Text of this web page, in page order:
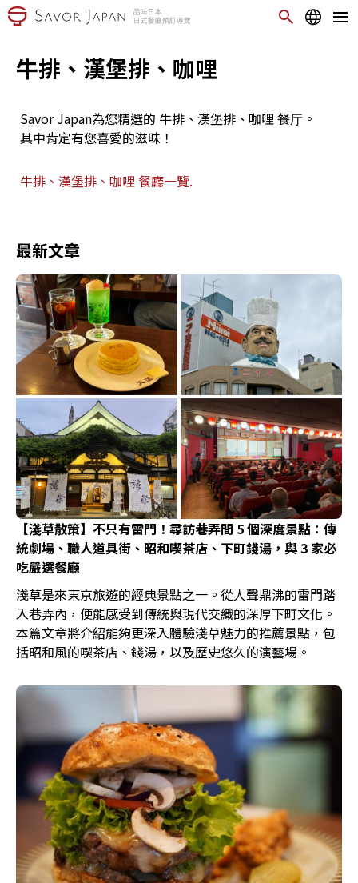
牛排、漢堡排、咖哩
Savor Japan為您精選的 牛排、漢堡排、咖哩 餐厅。
其中肯定有您喜愛的滋味！
牛排、漢堡排、咖哩 餐廳一覽.
最新文章
【淺草散策】不只有雷門！尋訪巷弄間 5 個深度景點：傳
統劇場、職人道具街、昭和喫茶店、下町錢湯，與 3 家必
吃嚴選餐廳
淺草是來東京旅遊的經典景點之一。從人聲鼎沸的雷門踏
入巷弄內，便能感受到傳統與現代交織的深厚下町文化。
本篇文章將介紹能夠更深入體驗淺草魅力的推薦景點，包
括昭和風的喫茶店、錢湯，以及歷史悠久的演藝場。